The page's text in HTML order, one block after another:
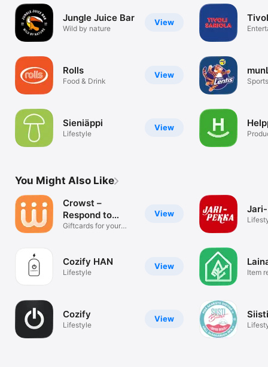
View
Jungle Juice Bar
Wild by nature
View
Rolls
Food & Drink
View
Sieniäppi
Lifestyle
Sports
You Might Also Like
View
Crowst –
Respond to
surveys
Giftcards for your
View
Cozify HAN
Lifestyle
View
Cozify
Lifestyle
Item